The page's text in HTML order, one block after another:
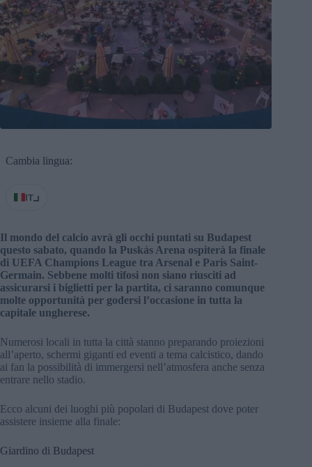
Cambia lingua:
IT
Il mondo del calcio avrà gli occhi puntati su Budapest
questo sabato, quando la Puskás Arena ospiterà la finale
di UEFA Champions League tra Arsenal e Paris Saint-
Germain. Sebbene molti tifosi non siano riusciti ad
assicurarsi i biglietti per la partita, ci saranno comunque
molte opportunità per godersi l’occasione in tutta la
capitale ungherese.
Numerosi locali in tutta la città stanno preparando proiezioni
all’aperto, schermi giganti ed eventi a tema calcistico, dando
ai fan la possibilità di immergersi nell’atmosfera anche senza
entrare nello stadio.
Ecco alcuni dei luoghi più popolari di Budapest dove poter
assistere insieme alla finale:
Giardino di Budapest